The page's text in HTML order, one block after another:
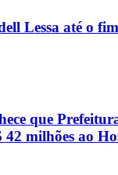
Lessa até o
que
milhões ao